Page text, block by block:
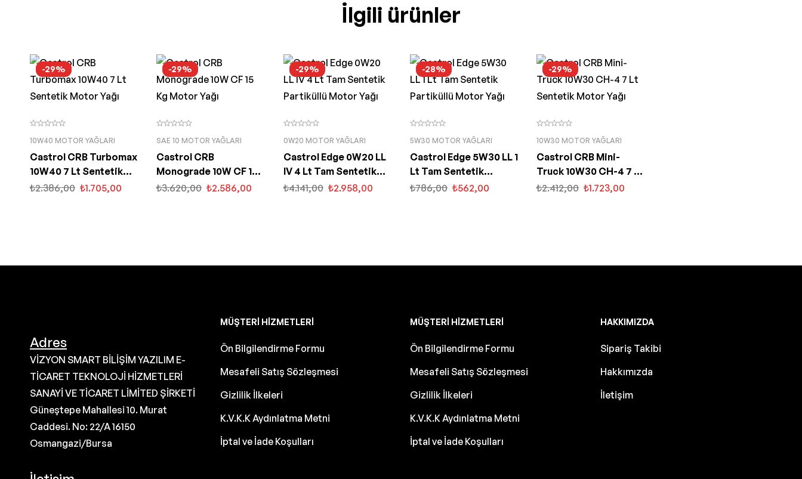
İlgili ürünler
-29%
10W40 MOTOR YAĞLARI
Castrol CRB Turbomax
10W40 7 Lt Sentetik
Motor Yağı
₺2.386,00 ₺1.705,00
-29%
SAE 10 MOTOR YAĞLARI
Castrol CRB
Monograde 10W CF 15
Kg Motor Yağı
₺3.620,00 ₺2.586,00
-29%
0W20 MOTOR YAĞLARI
Castrol Edge 0W20 LL
IV 4 Lt Tam Sentetik
Partiküllü Motor Yağı
₺4.141,00 ₺2.958,00
-28%
5W30 MOTOR YAĞLARI
Castrol Edge 5W30 LL 1
Lt Tam Sentetik
Partiküllü Motor Yağı
₺786,00 ₺562,00
-29%
10W30 MOTOR YAĞLARI
Castrol CRB Mini-
Truck 10W30 CH-4 7 Lt
Sentetik Motor Yağı
₺2.412,00 ₺1.723,00
Adres
VİZYON SMART BİLİŞİM YAZILIM E-
TİCARET TEKNOLOJİ HİZMETLERİ
SANAYİ VE TİCARET LİMİTED ŞİRKETİ
Güneştepe Mahallesi 10. Murat
Caddesi. No: 22/A 16150
Osmangazi/Bursa
MÜŞTERI HIZMETLERI
Ön Bilgilendirme Formu
Mesafeli Satış Sözleşmesi
Gizlilik İlkeleri
K.V.K.K Aydınlatma Metni
İptal ve İade Koşulları
MÜŞTERI HIZMETLERI
Ön Bilgilendirme Formu
Mesafeli Satış Sözleşmesi
Gizlilik İlkeleri
K.V.K.K Aydınlatma Metni
İptal ve İade Koşulları
HAKKIMIZDA
Sipariş Takibi
Hakkımızda
İletişim